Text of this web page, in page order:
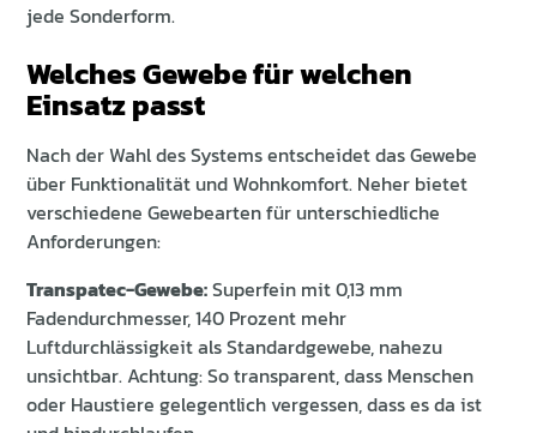
jede Sonderform.
Welches Gewebe für welchen
Einsatz passt
Nach der Wahl des Systems entscheidet das Gewebe
über Funktionalität und Wohnkomfort. Neher bietet
verschiedene Gewebearten für unterschiedliche
Anforderungen:
Transpatec-Gewebe:Superfein mit 0,13 mm
Fadendurchmesser, 140 Prozent mehr
Luftdurchlässigkeit als Standardgewebe, nahezu
unsichtbar. Achtung: So transparent, dass Menschen
oder Haustiere gelegentlich vergessen, dass es da ist